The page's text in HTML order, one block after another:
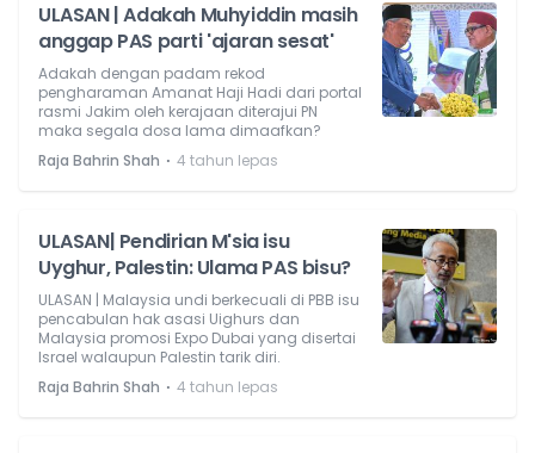
ULASAN | Adakah Muhyiddin masih
anggap PAS parti 'ajaran sesat'
Adakah dengan padam rekod
pengharaman Amanat Haji Hadi dari portal
rasmi Jakim oleh kerajaan diterajui PN
maka segala dosa lama dimaafkan?
Raja Bahrin Shah ⋅ 4 tahun lepas
ULASAN| Pendirian M'sia isu
Uyghur, Palestin: Ulama PAS bisu?
ULASAN | Malaysia undi berkecuali di PBB isu
pencabulan hak asasi Uighurs dan
Malaysia promosi Expo Dubai yang disertai
Israel walaupun Palestin tarik diri.
Raja Bahrin Shah ⋅ 4 tahun lepas